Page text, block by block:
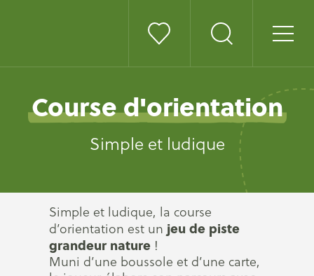
Course d'orientation
Simple et ludique
Simple et ludique, la course
d’orientation est un jeu de piste
grandeur nature !
Muni d’une boussole et d’une carte,